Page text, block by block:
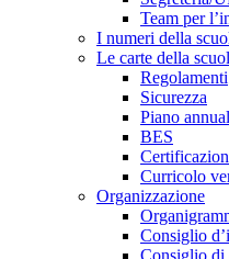
Team per
I numeri della
Le carte della
Regolamenti
Sicurezza
Piano
BES
Curricolo
Organizzazione
Consiglio
Consiglio di